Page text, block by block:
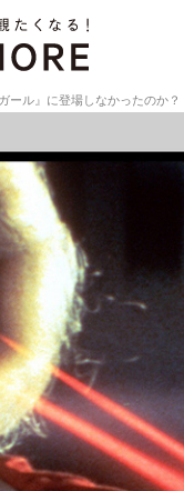
ール』に登場しなかったのか